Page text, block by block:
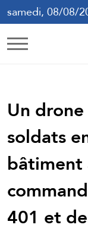
samedi, 08/08/
Un
soldats
bâtiment
401 et